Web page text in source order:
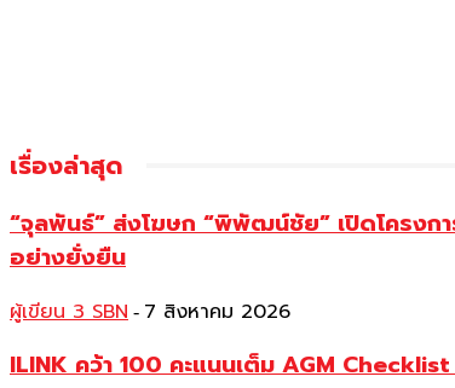
เรื่องล่าสุด
“จุลพันธ์” ส่งโฆษก “พิพัฒน์ชัย” เปิดโครงกา
อย่างยั่งยืน
ผู้เขียน 3 SBN - 7 สิงหาคม 2026
ILINK คว้า 100 คะแนนเต็ม AGM